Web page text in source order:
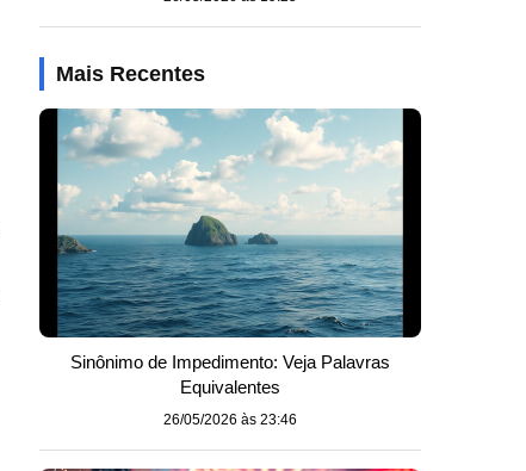
Mais Recentes
Sinônimo de Impedimento: Veja Palavras
Equivalentes
26/05/2026 às 23:46